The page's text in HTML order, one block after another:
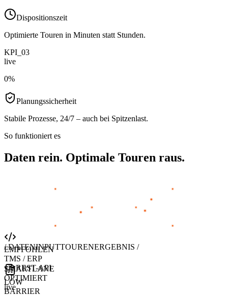
Dispositionszeit
Optimierte Touren in Minuten statt Stunden.
KPI_03
live
0%
Planungssicherheit
Stabile Prozesse, 24/7 – auch bei Spitzenlast.
So funktioniert es
Daten rein. Optimale Touren raus.
/ DATENINPUTTOURENERGEBNIS /
EMPFOHLEN
TMS / ERP
via REST-API
LOW
BARRIER
SMARTLANE
OPTIMIERT
live